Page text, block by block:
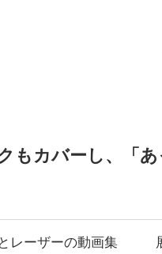
もカバーし、「
レーザーの動画集